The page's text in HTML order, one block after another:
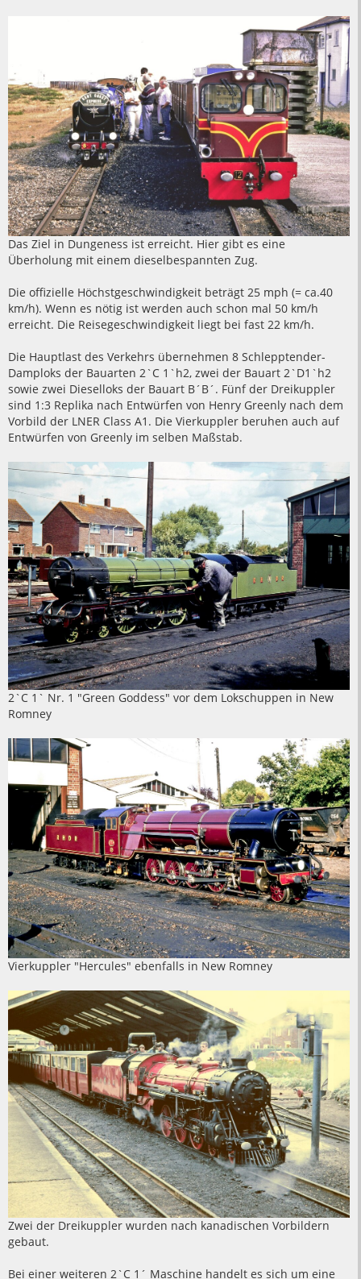
Das Ziel in Dungeness ist erreicht. Hier gibt es eine
Überholung mit einem dieselbespannten Zug.
Die offizielle Höchstgeschwindigkeit beträgt 25 mph (= ca.40
km/h). Wenn es nötig ist werden auch schon mal 50 km/h
erreicht. Die Reisegeschwindigkeit liegt bei fast 22 km/h.
Die Hauptlast des Verkehrs übernehmen 8 Schlepptender-
Damploks der Bauarten 2`C 1`h2, zwei der Bauart 2`D1`h2
sowie zwei Dieselloks der Bauart B´B´. Fünf der Dreikuppler
sind 1:3 Replika nach Entwürfen von Henry Greenly nach dem
Vorbild der LNER Class A1. Die Vierkuppler beruhen auch auf
Entwürfen von Greenly im selben Maßstab.
2`C 1` Nr. 1 "Green Goddess" vor dem Lokschuppen in New
Romney
Vierkuppler "Hercules" ebenfalls in New Romney
Zwei der Dreikuppler wurden nach kanadischen Vorbildern
gebaut.
Bei einer weiteren 2`C 1´ Maschine handelt es sich um eine